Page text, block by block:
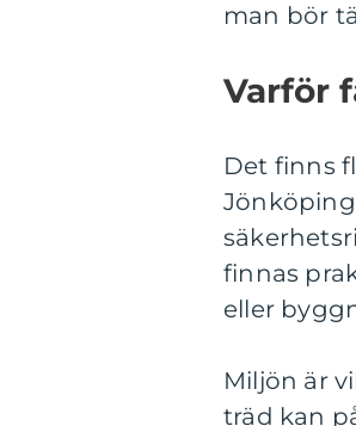
man bör
Varför
Det finns
finnas
eller
Miljön är
träd kan